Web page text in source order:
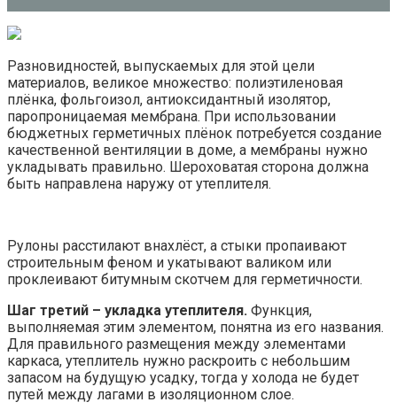
Разновидностей, выпускаемых для этой цели
материалов, великое множество: полиэтиленовая
плёнка, фольгоизол, антиоксидантный изолятор,
паропроницаемая мембрана. При использовании
бюджетных герметичных плёнок потребуется создание
качественной вентиляции в доме, а мембраны нужно
укладывать правильно. Шероховатая сторона должна
быть направлена наружу от утеплителя.
Рулоны расстилают внахлёст, а стыки пропаивают
строительным феном и укатывают валиком или
проклеивают битумным скотчем для герметичности.
Шаг третий – укладка утеплителя. Функция,
выполняемая этим элементом, понятна из его названия.
Для правильного размещения между элементами
каркаса, утеплитель нужно раскроить с небольшим
запасом на будущую усадку, тогда у холода не будет
путей между лагами в изоляционном слое.